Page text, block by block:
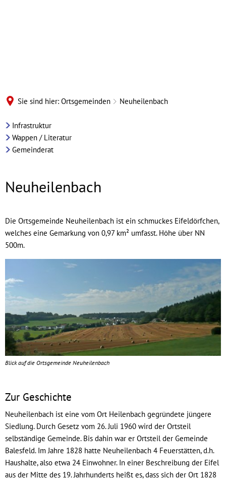
Sie sind hier: Ortsgemeinden Neuheilenbach
Ortsgemeinde
Neuheilenbach
Infrastruktur
Wappen / Literatur
Gemeinderat
Neuheilenbach
Die Ortsgemeinde Neuheilenbach ist ein schmuckes Eifeldörfchen,
welches eine Gemarkung von 0,97 km² umfasst. Höhe über NN
500m.
Blick auf die Ortsgemeinde Neuheilenbach
Zur Geschichte
Neuheilenbach ist eine vom Ort Heilenbach gegründete jüngere
Siedlung. Durch Gesetz vom 26. Juli 1960 wird der Ortsteil
selbständige Gemeinde. Bis dahin war er Ortsteil der Gemeinde
Balesfeld. Im Jahre 1828 hatte Neuheilenbach 4 Feuerstätten, d.h.
Haushalte, also etwa 24 Einwohner. In einer Beschreibung der Eifel
aus der Mitte des 19. Jahrhunderts heißt es, dass sich der Ort 1828